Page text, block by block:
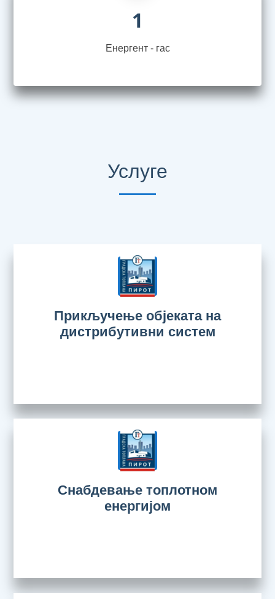
1
Енергент - гас
Услуге
Прикључење објеката на
дистрибутивни систем
Снабдевање топлотном
енергијом